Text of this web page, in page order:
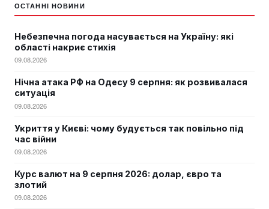
ОСТАННІ НОВИНИ
Небезпечна погода насувається на Україну: які
області накриє стихія
09.08.2026
Нічна атака РФ на Одесу 9 серпня: як розвивалася
ситуація
09.08.2026
Укриття у Києві: чому будується так повільно під
час війни
09.08.2026
Курс валют на 9 серпня 2026: долар, євро та
злотий
09.08.2026